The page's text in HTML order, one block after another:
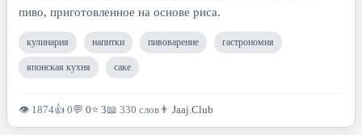
пиво, приготовленное на основе риса.
кулинария напитки пивоварение гастрономия
японская кухня саке
👁 1874👍 0💬 0⭐ 3📖 330 слов 👨 Jaaj.Club